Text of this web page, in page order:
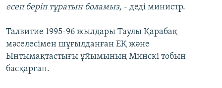
есеп беріп тұратын боламыз, - деді министр.
Талвитие 1995-96 жылдары Таулы Қарабақ
мәселесімен шұғылданған ЕҚ және
Ынтымақтастығы ұйымының Минскі тобын
басқарған.